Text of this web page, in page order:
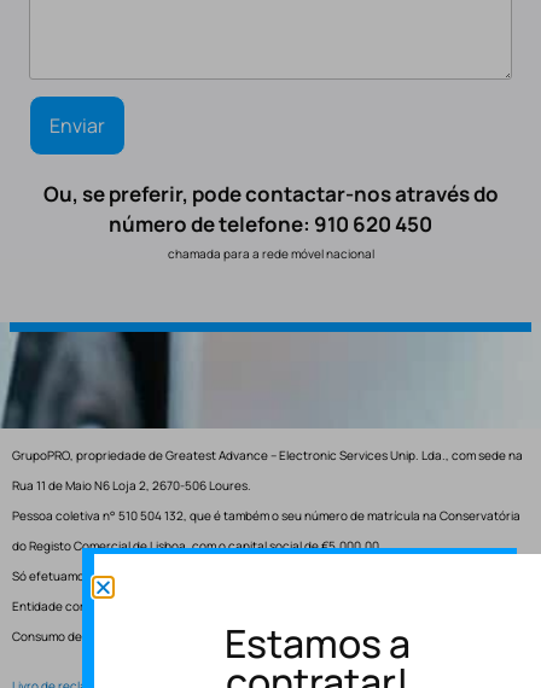
Ou, se preferir, pode contactar-nos através do
número de telefone: 910 620 450
chamada para a rede móvel nacional
GrupoPRO, propriedade de Greatest Advance – Electronic Services Unip. Lda., com sede na
Rua 11 de Maio N6 Loja 2, 2670-506 Loures.
Pessoa coletiva n° 510 504 132, que é também o seu número de matrícula na Conservatória
do Registo Comercial de Lisboa, com o capital social de €5.000,00.
Só efetuamos entregas em Portugal.
Entidade competente para resolução de conflitos – Centro de Arbitragem de Conflitos de
Consumo de Lisboa.
Estamos a